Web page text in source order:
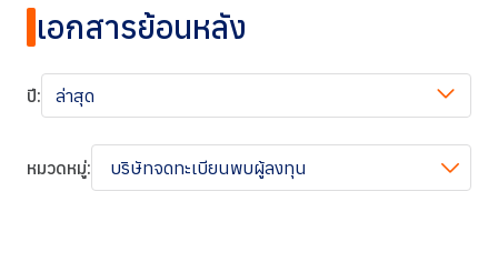
ร่วมงานกับเรา
ติดต่อเรา
เอกสารย้อนหลัง
ปี: ล่าสุด
หมวดหมู่: บริษัทจดทะเบียนพบผู้ลงทุน